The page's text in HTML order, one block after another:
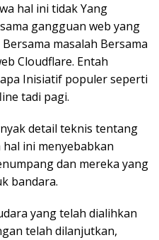
hal ini tidak Yang
gangguan web yang
masalah Bersama
Cloudflare. Entah
Inisiatif populer seperti
tadi pagi.
detail teknis tentang
ini menyebabkan
dan mereka yang
bandara.
yang telah dialihkan
telah dilanjutkan,